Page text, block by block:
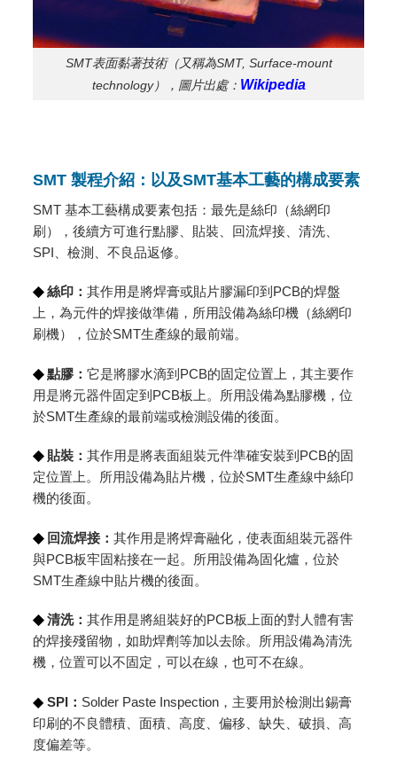
SMT表面黏著技術（又稱為SMT, Surface-mount
technology），圖片出處： Wikipedia
SMT 製程介紹：以及SMT基本工藝的構成要素
SMT 基本工藝構成要素包括：最先是絲印（絲網印
刷），後續方可進行點膠、貼裝、回流焊接、清洗、
SPI、檢測、不良品返修。
◆絲印：其作用是將焊膏或貼片膠漏印到PCB的焊盤
上，為元件的焊接做準備，所用設備為絲印機（絲網印
刷機），位於SMT生產線的最前端。
◆點膠：它是將膠水滴到PCB的固定位置上，其主要作
用是將元器件固定到PCB板上。所用設備為點膠機，位
於SMT生產線的最前端或檢測設備的後面。
◆ 貼裝：其作用是將表面組裝元件準確安裝到PCB的固
定位置上。所用設備為貼片機，位於SMT生產線中絲印
機的後面。
◆ 回流焊接：其作用是將焊膏融化，使表面組裝元器件
與PCB板牢固粘接在一起。所用設備為固化爐，位於
SMT生產線中貼片機的後面。
◆清洗：其作用是將組裝好的PCB板上面的對人體有害
的焊接殘留物，如助焊劑等加以去除。所用設備為清洗
機，位置可以不固定，可以在線，也可不在線。
◆SPI： Solder Paste Inspection，主要用於檢測出錫膏
印刷的不良體積、面積、高度、偏移、缺失、破損、高
度偏差等。